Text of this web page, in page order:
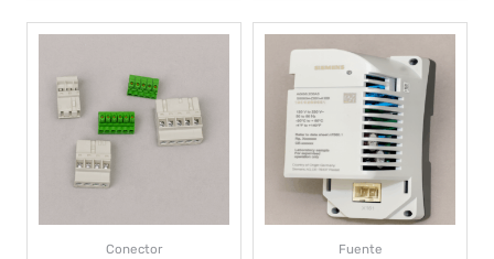
Conector Fuente